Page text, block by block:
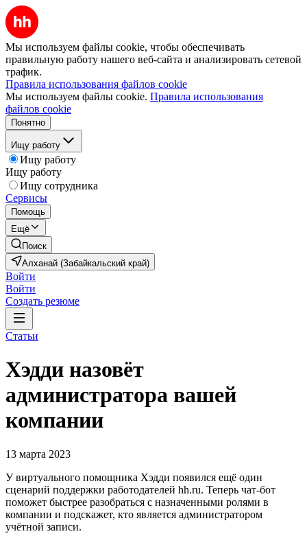
Мы используем файлы cookie, чтобы обеспечивать
правильную работу нашего веб-сайта и анализировать сетевой
трафик.
Правила использования файлов cookie
Мы используем файлы cookie. Правила использования
файлов cookie
Понятно
Ищу работу
Ищу работу
Ищу работу
Ищу сотрудника
Сервисы
Помощь
Ещё
Поиск
Алханай (Забайкальский край)
Войти
Войти
Создать резюме
Статьи
Хэдди назовёт
администратора вашей
компании
13 марта 2023
У виртуального помощника Хэдди появился ещё один
сценарий поддержки работодателей hh.ru. Теперь чат-бот
поможет быстрее разобраться с назначенными ролями в
компании и подскажет, кто является администратором
учётной записи.